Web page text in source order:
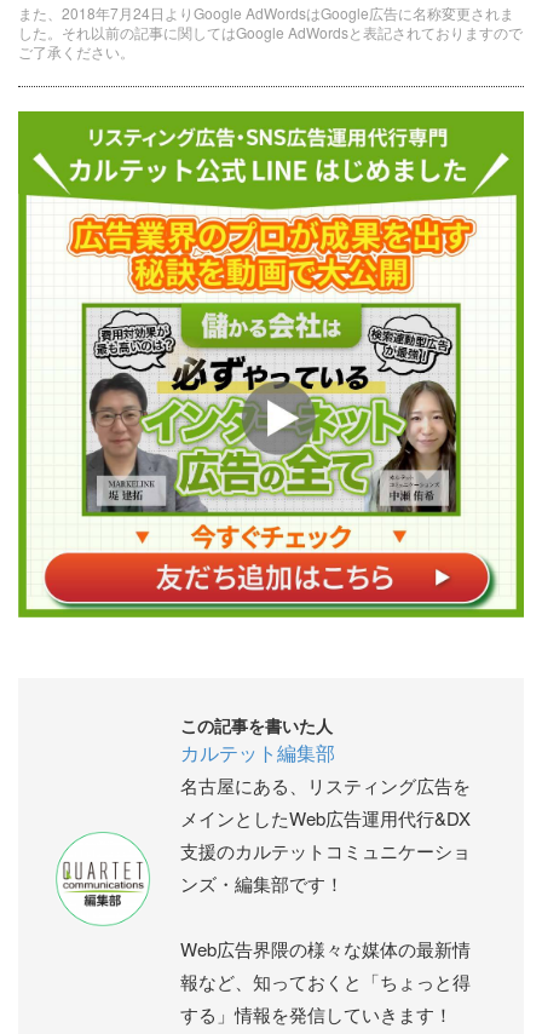
また、2018年7月24日よりGoogle AdWordsはGoogle広告に名称変更されま
した。それ以前の記事に関してはGoogle AdWordsと表記されておりますので
ご了承ください。
この記事を書いた人
カルテット編集部
名古屋にある、リスティング広告を
メインとしたWeb広告運用代行&DX
支援のカルテットコミュニケーショ
ンズ・編集部です！
Web広告界隈の様々な媒体の最新情
報など、知っておくと「ちょっと得
する」情報を発信していきます！